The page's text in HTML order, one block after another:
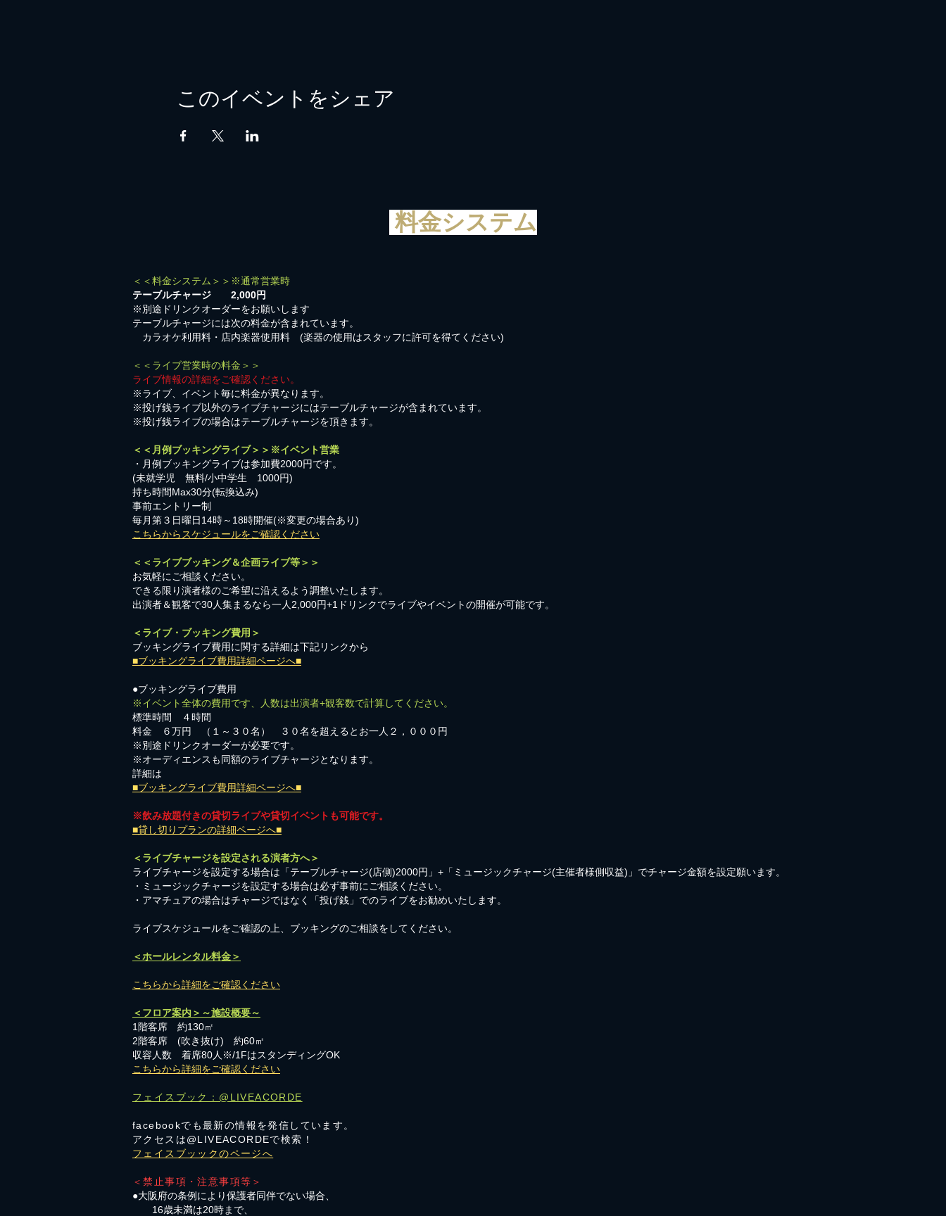
このイベントをシェア
料金システム
＜＜料金システム＞＞※通常営業時
テーブルチャージ 2,000円
※別途ドリンクオーダーをお願いします
テーブルチャージには次の料金が含まれています。
カラオケ利用料・店内楽器使用料 (楽器の使用はスタッフに許可を得てください)
＜＜ライブ営業時の料金＞＞
ライブ情報の詳細をご確認ください。
※ライブ、イベント毎に料金が異なります。
※投げ銭ライブ以外のライブチャージにはテーブルチャージが含まれています。
※投げ銭ライブの場合はテーブルチャージを頂きます。
＜＜月例ブッキングライブ＞＞※イベント営業
・月例ブッキングライブは参加費2000円です。
​(未就学児 無料/小中学生 1000円)
持ち時間Max30分(転換込み)
事前エントリー制
毎月第３日曜日14時～18時開催(※変更の場合あり)
こちらからスケジュールをご確認ください
＜＜ライブブッキング＆企画ライブ等＞＞
お気軽にご相談ください。​
​できる限り演者様のご希望に沿えるよう調整いたします。
出演者＆観客で30人集まるなら一人2,000円+1ドリンクでライブやイベントの開催が可能です。
＜ライブ・ブッキング費用＞
ブッキングライブ費用に関する詳細は下記リンクから
■ブッキングライブ費用詳細ページへ■
●ブッキングライブ費用
※イベント全体の費用です、人数は出演者+観客数で計算してください。
標準時間 ４時間
料金 ６万円 （１～３０名） ３０名を超えるとお一人２，０００円
※別途ドリンクオーダーが必要です。
※オーディエンスも同額のライブチャージとなります。
詳細は
■ブッキングライブ費用詳細ページへ■
※飲み放題付きの貸切ライブや貸切イベントも可能です。
■貸し切りプランの詳細ページへ■
＜ライブチャージを設定される演者方へ＞
ライブチャージを設定する場合は「テーブルチャージ(店側)2000円」+「ミュージックチャージ(主催者様側収益)」でチャージ金額を設定願います。
・ミュージックチャージを設定する場合は必ず事前にご相談ください。
​・アマチュアの場合はチャージではなく「投げ銭」でのライブをお勧めいたします。
​ライブスケジュールをご確認の上、ブッキングのご相談をしてください。
＜ホールレンタル料金＞
こちらから詳細をご確認ください
＜フロア案内＞～施設概要～
1階客席 約130㎡
2階客席 (吹き抜け) 約60㎡
収容人数 着席80人※/1FはスタンディングOK
こちらから詳細をご確認ください
フェイスブック：@LIVEACORDE
facebookでも最新の情報を発信しています。
アクセスは@LIVEACORDEで検索！
フェイスブッックのページへ
＜禁止事項・注意事項等＞
●大阪府の条例により保護者同伴でない場合、
16歳未満は20時まで、